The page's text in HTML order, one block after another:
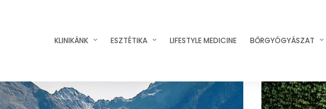
KLINIKÁNK ESZTÉTIKA LIFESTYLE MEDICINE BŐRGYÓGYÁSZAT